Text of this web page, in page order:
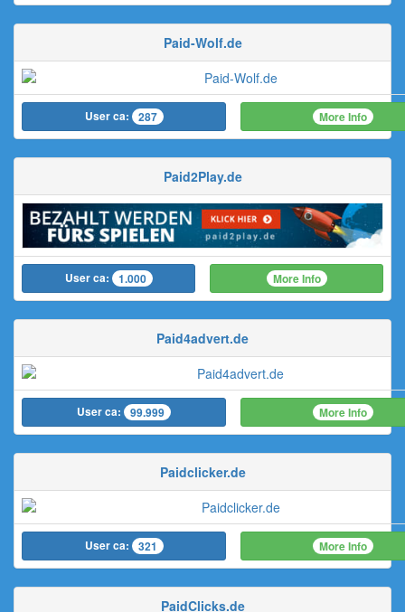
Paid-Wolf.de
User ca: 287 More Info
Paid2Play.de
User ca: 1.000 More Info
Paid4advert.de
User ca: 99.999 More Info
Paidclicker.de
User ca: 321 More Info
PaidClicks.de